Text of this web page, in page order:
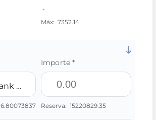
-
Máx: 7352.14
Monobank UAH
6.80073837
Importe *
Reserva: 15220829.35